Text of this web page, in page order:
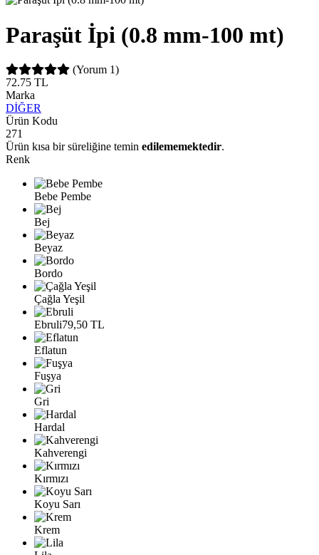
Paraşüt İpi (0.8 mm-100 mt)
(Yorum 1)
72.75 TL
Marka
DİĞER
Ürün Kodu
271
Ürün kısa bir süreliğine temin edilememektedir.
Renk
Bebe Pembe
Bej
Beyaz
Bordo
Çağla Yeşil
Ebruli79,50 TL
Eflatun
Fuşya
Gri
Hardal
Kahverengi
Kırmızı
Koyu Sarı
Krem